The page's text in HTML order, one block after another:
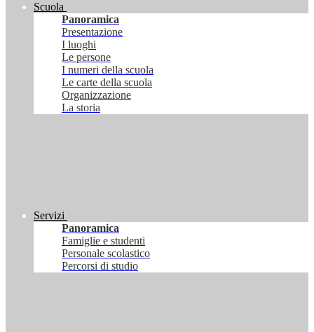
Scuola
Panoramica
Presentazione
I luoghi
Le persone
I numeri della scuola
Le carte della scuola
Organizzazione
La storia
Servizi
Panoramica
Famiglie e studenti
Personale scolastico
Percorsi di studio